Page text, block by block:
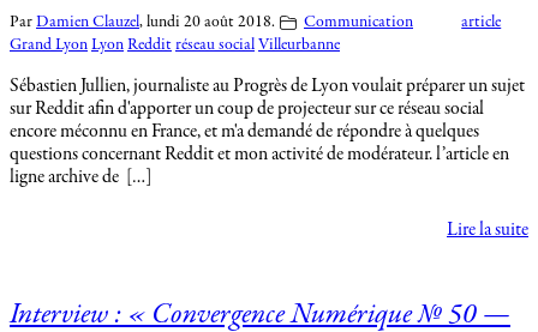
Par Damien Clauzel, lundi 20 août 2018. Communication
article
Grand Lyon Lyon Reddit réseau social Villeurbanne
Sébastien Jullien, journaliste au Progrès de Lyon voulait préparer un sujet
sur Reddit afin d'apporter un coup de projecteur sur ce réseau social
encore méconnu en France, et m'a demandé de répondre à quelques
questions concernant Reddit et mon activité de modérateur. l’article en
ligne archive de […]
Lire la suite
Interview : « Convergence Numérique № 50 —